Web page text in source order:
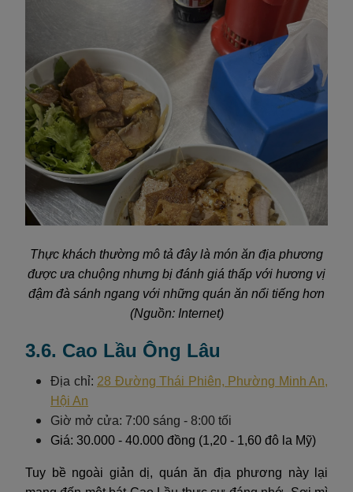
Thực khách thường mô tả đây là món ăn địa phương
được ưa chuộng nhưng bị đánh giá thấp với hương vị
đậm đà sánh ngang với những quán ăn nổi tiếng hơn
(Nguồn: Internet)
3.6. Cao Lầu Ông Lâu
Địa chỉ: 28 Đường Thái Phiên, Phường Minh An,
Hội An
Giờ mở cửa: 7:00 sáng - 8:00 tối
Giá: 30.000 - 40.000 đồng (1,20 - 1,60 đô la Mỹ)
Tuy bề ngoài giản dị, quán ăn địa phương này lại